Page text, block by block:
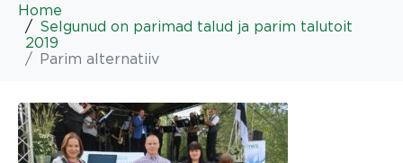
Home
Selgunud on parimad talud ja parim talutoit
2019
Parim alternatiiv